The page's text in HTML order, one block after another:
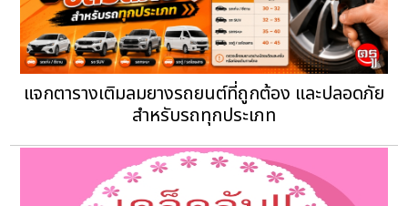
แจกตารางเติมลมยางรถยนต์ที่ถูกต้อง และปลอดภัย
สำหรับรถทุกประเภท